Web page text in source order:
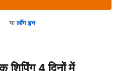
यालॉग इन